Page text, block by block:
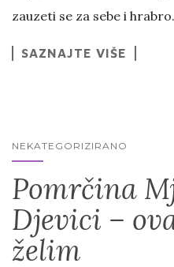
zauzeti se za sebe i
SAZNAJTE VIŠE
NEKATEGORIZIRANO
Pomrčina
Djevici –
želim